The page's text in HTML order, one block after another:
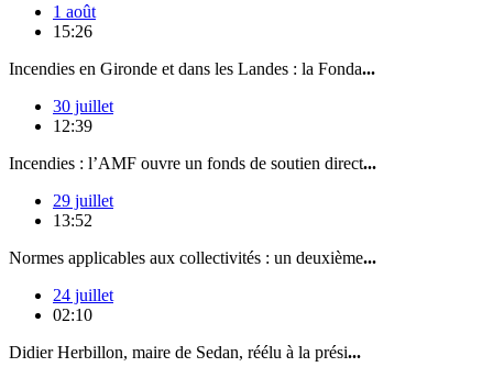
1 août
15:26
Incendies en Gironde et dans les Landes : la Fonda...
30 juillet
12:39
Incendies : l’AMF ouvre un fonds de soutien direct...
29 juillet
13:52
Normes applicables aux collectivités : un deuxième...
24 juillet
02:10
Didier Herbillon, maire de Sedan, réélu à la prési...